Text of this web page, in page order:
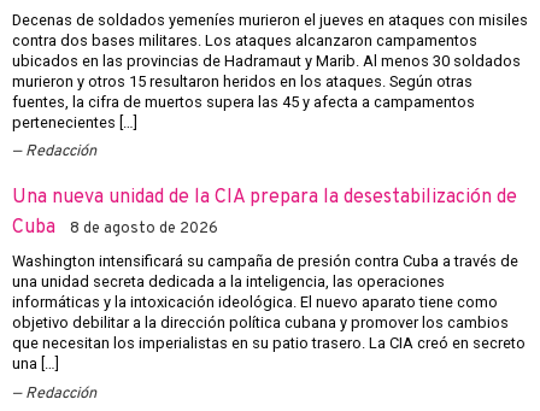
Decenas de soldados yemeníes murieron el jueves en ataques con misiles
contra dos bases militares. Los ataques alcanzaron campamentos
ubicados en las provincias de Hadramaut y Marib. Al menos 30 soldados
murieron y otros 15 resultaron heridos en los ataques. Según otras
fuentes, la cifra de muertos supera las 45 y afecta a campamentos
pertenecientes […]
Redacción
Una nueva unidad de la CIA prepara la desestabilización de
Cuba
8 de agosto de 2026
Washington intensificará su campaña de presión contra Cuba a través de
una unidad secreta dedicada a la inteligencia, las operaciones
informáticas y la intoxicación ideológica. El nuevo aparato tiene como
objetivo debilitar a la dirección política cubana y promover los cambios
que necesitan los imperialistas en su patio trasero. La CIA creó en secreto
una […]
Redacción